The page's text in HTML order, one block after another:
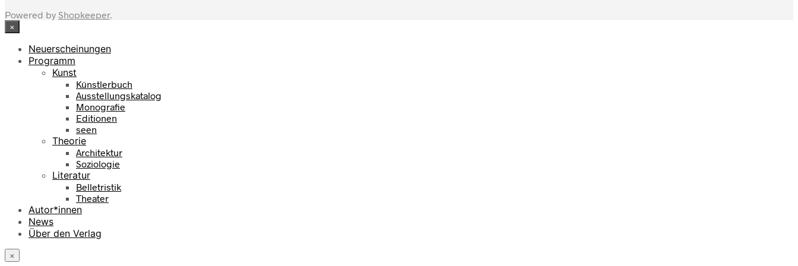
Powered by Shopkeeper.
×
Neuerscheinungen
Programm
Kunst
Künstlerbuch
Ausstellungskatalog
Monografie
Editionen
seen
Theorie
Architektur
Soziologie
Literatur
Belletristik
Theater
Autor*innen
News
Über den Verlag
×